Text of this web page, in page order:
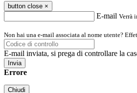
button close ×
E-mail Verrà
Non hai una e-mail associata al nome utente?
E-mail inviata, si prega di controllare la
Errore
Chiudi